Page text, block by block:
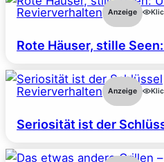
Revierverhalten Anzeige
Rote Häuser, stille
Revierverhalten Anzeige
Seriosität ist der